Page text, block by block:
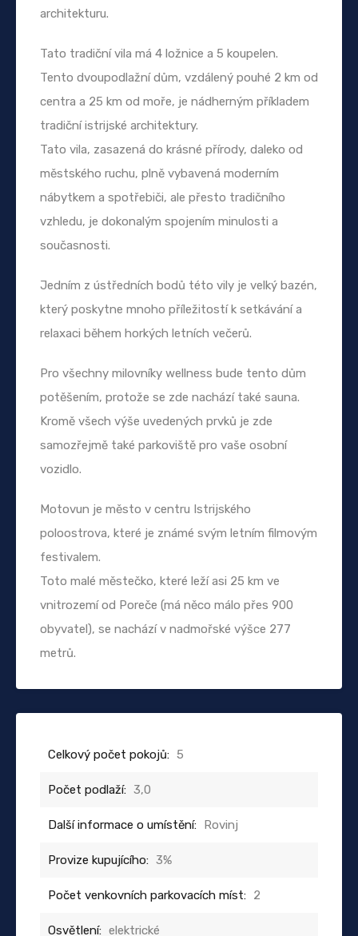
architekturu.
Tato tradiční vila má 4 ložnice a 5 koupelen.
Tento dvoupodlažní dům, vzdálený pouhé 2 km od
centra a 25 km od moře, je nádherným příkladem
tradiční istrijské architektury.
Tato vila, zasazená do krásné přírody, daleko od
městského ruchu, plně vybavená moderním
nábytkem a spotřebiči, ale přesto tradičního
vzhledu, je dokonalým spojením minulosti a
současnosti.
Jedním z ústředních bodů této vily je velký bazén,
který poskytne mnoho příležitostí k setkávání a
relaxaci během horkých letních večerů.
Pro všechny milovníky wellness bude tento dům
potěšením, protože se zde nachází také sauna.
Kromě všech výše uvedených prvků je zde
samozřejmě také parkoviště pro vaše osobní
vozidlo.
Motovun je město v centru Istrijského
poloostrova, které je známé svým letním filmovým
festivalem.
Toto malé městečko, které leží asi 25 km ve
vnitrozemí od Poreče (má něco málo přes 900
obyvatel), se nachází v nadmořské výšce 277
metrů.
Celkový počet pokojů: 5
Počet podlaží: 3,0
Další informace o umístění: Rovinj
Provize kupujícího: 3%
Počet venkovních parkovacích míst: 2
Osvětlení: elektrické